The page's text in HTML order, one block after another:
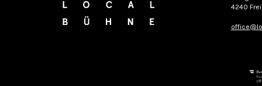
4240